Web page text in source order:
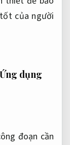
của người
Ứng dụng
đoạn cần